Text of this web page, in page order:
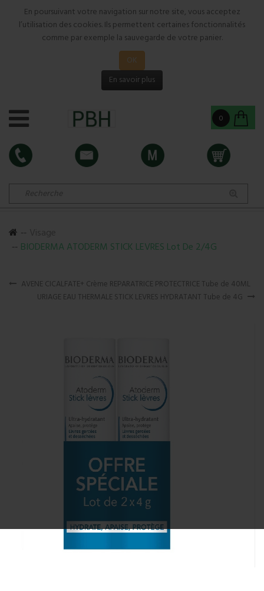
En poursuivant votre navigation sur notre site, vous acceptez
l’utilisation des cookies. Ils permettent certaines fonctionnalités
comme par exemple la sauvegarde de votre panier.
OK
En savoir plus
0
BIODERMA ATODERM STICK LEVRES Lot De 2/4G
AVENE CICALFATE+ Crème REPARATRICE PROTECTRICE Tube de 40ML
URIAGE EAU THERMALE STICK LEVRES HYDRATANT Tube de 4G